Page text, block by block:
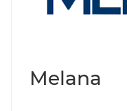
Melana